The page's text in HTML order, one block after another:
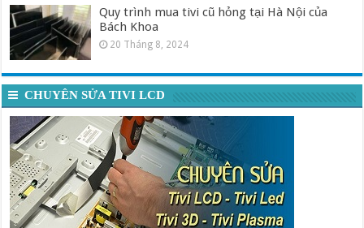
Quy trình mua tivi cũ hỏng tại Hà Nội của
Bách Khoa
20 Tháng 8, 2024
CHUYÊN SỬA TIVI LCD